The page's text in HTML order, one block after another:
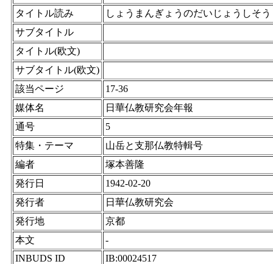
タイトル読み
しょうまんぎょうのだいじょうしそう
サブタイトル
タイトル(欧文)
サブタイトル(欧文)
該当ページ
17-36
媒体名
日華仏教研究会年報
通号
5
特集・テーマ
山岳と支那仏教特輯号
編者
塚本善隆
発行日
1942-02-20
発行者
日華仏教研究会
発行地
京都
本文
-
INBUDS ID
IB:00024517